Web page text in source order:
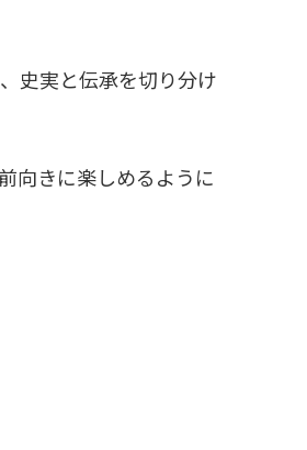
史実と伝承を切り分け
向きに楽しめるように